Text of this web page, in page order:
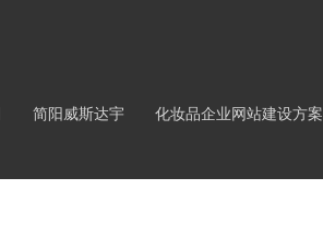
简阳威斯达宇 化妆品企业网站建设方案